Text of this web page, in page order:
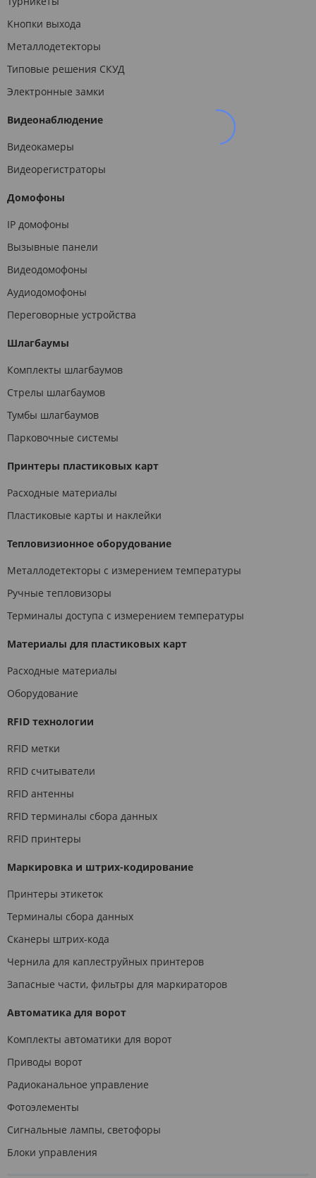
Кнопки выхода
Металлодетекторы
Типовые решения СКУД
Электронные замки
Видеонаблюдение
Видеокамеры
Видеорегистраторы
Домофоны
IP домофоны
Вызывные панели
Видеодомофоны
Аудиодомофоны
Переговорные устройства
Шлагбаумы
Комплекты шлагбаумов
Стрелы шлагбаумов
Тумбы шлагбаумов
Парковочные системы
Принтеры пластиковых карт
Расходные материалы
Пластиковые карты и наклейки
Тепловизионное оборудование
Металлодетекторы с измерением температуры
Ручные тепловизоры
Терминалы доступа с измерением температуры
Материалы для пластиковых карт
Расходные материалы
Оборудование
RFID технологии
RFID метки
RFID считыватели
RFID антенны
RFID терминалы сбора данных
RFID принтеры
Маркировка и штрих-кодирование
Принтеры этикеток
Терминалы сбора данных
Сканеры штрих-кода
Чернила для каплеструйных принтеров
Запасные части, фильтры для маркираторов
Автоматика для ворот
Комплекты автоматики для ворот
Приводы ворот
Радиоканальное управление
Фотоэлементы
Сигнальные лампы, светофоры
Блоки управления